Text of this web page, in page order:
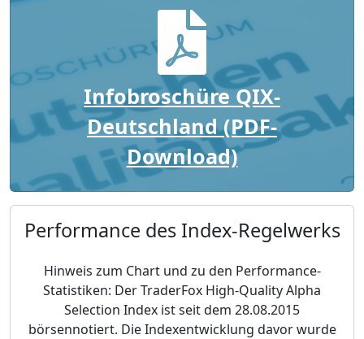
Infobroschüre QIX-
Deutschland (PDF-
Download)
Performance des Index-Regelwerks
Hinweis zum Chart und zu den Performance-
Statistiken: Der TraderFox High-Quality Alpha
Selection Index ist seit dem 28.08.2015
börsennotiert. Die Indexentwicklung davor wurde